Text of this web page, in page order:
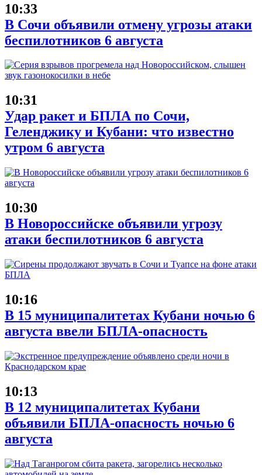
10:33
В Сочи объявили отмену угрозы атаки
беспилотников 6 августа
10:31
Удар ракет и БПЛА по Сочи,
Геленджику и Кубани: что известно
утром 6 августа
10:30
В Новороссийске объявили угрозу
атаки беспилотников 6 августа
10:16
В 15 муниципалитетах Кубани ночью 6
августа ввели БПЛА-опасность
10:13
В 12 муниципалитетах Кубани
объявили БПЛА-опасность ночью 6
августа